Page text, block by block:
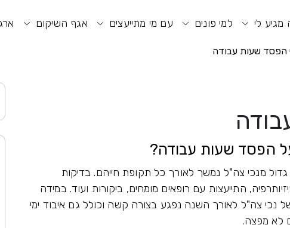
מגיע לי למי פונים עם מי מתייעצים אגף השיקום
הפסד שעות עבודה
הפסד שעות עבודה?
גדול מנכי צה"ל נמשך לאורך כל תקופת חייהם. בדיקות
התייעצות עם רופאים מומחים, ביקורות ועוד. במידה
צה"ל לאורך השנה נפגע בצורה קשה וכולל גם איבוד ימי
לא מפצה.
מנוע חיפוש תפריט ראשי תפריט